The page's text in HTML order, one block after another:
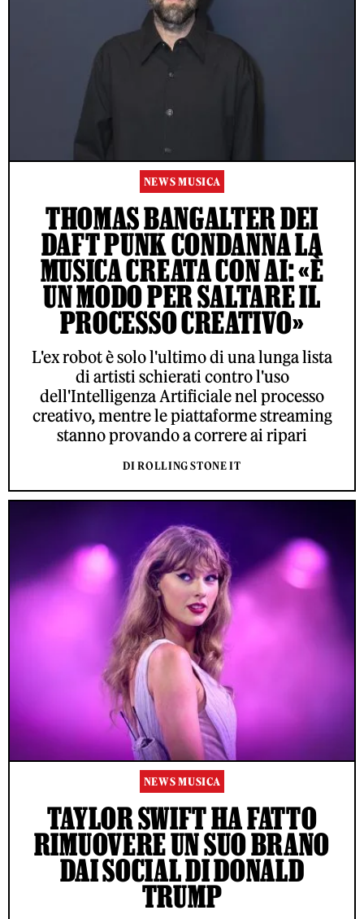
NEWS MUSICA
THOMAS BANGALTER DEI
DAFT PUNK CONDANNA LA
MUSICA CREATA CON AI: «È
UN MODO PER SALTARE IL
PROCESSO CREATIVO»
L'ex robot è solo l'ultimo di una lunga lista
di artisti schierati contro l'uso
dell'Intelligenza Artificiale nel processo
creativo, mentre le piattaforme streaming
stanno provando a correre ai ripari
DI ROLLING STONE IT
NEWS MUSICA
TAYLOR SWIFT HA FATTO
RIMUOVERE UN SUO BRANO
DAI SOCIAL DI DONALD
TRUMP